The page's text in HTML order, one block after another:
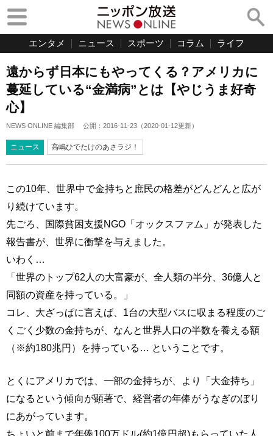
エンタメ ニュース スポーツ コラム ライフ
遠からず日本にもやってくる？アメリカに
蔓延している“金満病”とは【やじうま好奇
心】
NEWS ONLINE 編集部 公開： 2016-11-23 （2020-01-12更新）
ニュース 高嶋ひでたけのあさラジ！
この10年、世界中で金持ちと庶民の格差がどんどんと広が
り続けています。
先ごろ、国際貧困支援NGO「オックスファム」が発表した
報告書が、世界に衝撃を与えました。
いわく…
「世界のトップ62人の大富豪が、全人類の半分、36億人と
同額の資産を持っている。」
コレ、大ざっぱに言えば、1台の大型バスに収まる程度のご
くごく少数の金持ちが、なんと世界人口の半数を養える額
（※約180兆円）を持っている… ということです。
とくにアメリカでは、一部の金持ちが、より「大金持ち」
になるという傾向が顕著で、経営者の年俸がうなぎのぼり
にあがっています。
ちょいと前まで年俸100万ドル(約1億円超)もらっていた人